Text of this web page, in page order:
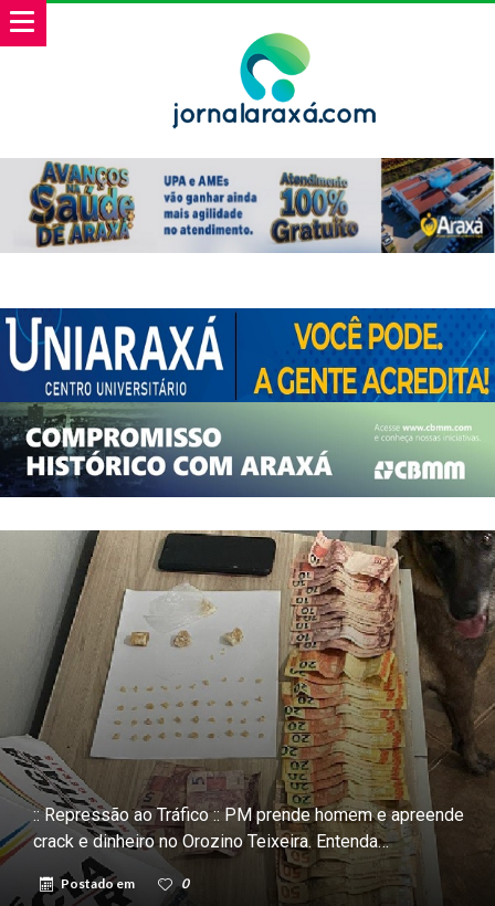
:: Repressão ao Tráfico :: PM prende homem e apreende
crack e dinheiro no Orozino Teixeira. Entenda…
Postado em 0